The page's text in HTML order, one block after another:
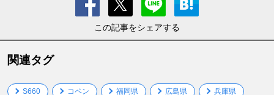
この記事をシェアする
関連タグ
S660 コペン 福岡県 広島県 兵庫県